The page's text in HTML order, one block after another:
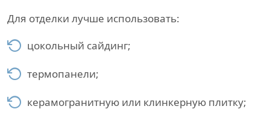
Для отделки лучше использовать:
цокольный сайдинг;
термопанели;
керамогранитную или клинкерную плитку;